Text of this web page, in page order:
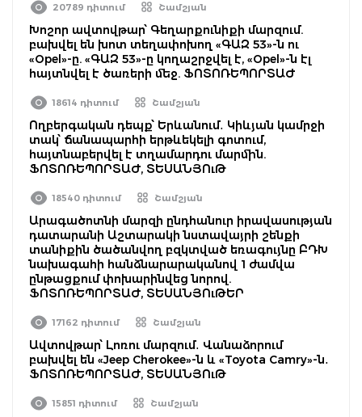
20789 դիտում Շամշյան
Խոշոր ավտովթար՝ Գեղարքունիքի մարզում.
բախվել են խոտ տեղափոխող «ԳԱԶ 53»-ն ու
«Opel»-ը. «ԳԱԶ 53»-ը կողաշրջվել է, «Opel»-ն էլ
հայտնվել է ծառերի մեջ. ՖՈՏՈՌԵՊՈՐՏԱԺ
18614 դիտում Շամշյան
Ողբերգական դեպք՝ Երևանում․ Կիևյան կամրջի
տակ՝ ճանապարհի երթևեկելի գոտում,
հայտնաբերվել է տղամարդու մարմին.
ՖՈՏՈՌԵՊՈՐՏԱԺ, ՏԵՍԱՆՅՈւԹ
18540 դիտում Շամշյան
Արագածոտնի մարզի ընդհանուր իրավասության
դատարանի Աշտարակի նստավայրի շենքի
տանիքին ծածանվող բզկտված եռագույնը ԲԴԽ
նախագահի հանձնարարականով 1 ժամվա
ընթացքում փոխարինվեց նորով.
ՖՈՏՈՌԵՊՈՐՏԱԺ, ՏԵՍԱՆՅՈւԹԵՐ
17162 դիտում Շամշյան
Ավտովթար՝ Լոռու մարզում․ Վանաձորում
բախվել են «Jeep Cherokee»-ն և «Toyota Camry»-ն․
ՖՈՏՈՌԵՊՈՐՏԱԺ, ՏԵՍԱՆՅՈւԹ
15851 դիտում Շամշյան